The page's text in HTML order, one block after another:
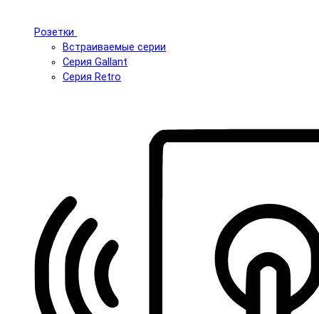
Розетки
Встраиваемые серии
Серия Gallant
Серия Retro